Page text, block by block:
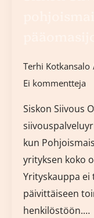
Terhi Kotkansalo
Ei kommentteja
Siskon Siivous
kun
yrityksen koko
Yrityskauppa
päivittäiseen
henkilöstöön.…